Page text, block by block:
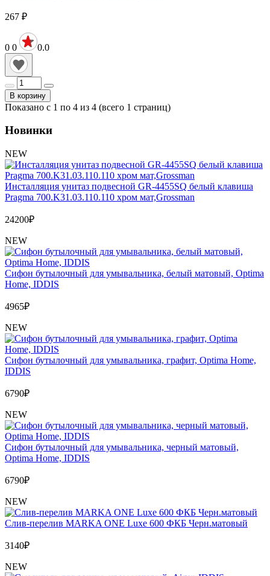
267 ₽
0 0 0.0
В корзину
Показано с 1 по 4 из 4 (всего 1 страниц)
Новинки
NEW
Инсталляция унитаз подвесной GR-4455SQ белый клавиша
Pragma 700.K31.03.110.110 хром мат,Grossman
24200₽
NEW
Сифон бутылочный для умывальника, белый матовый, Optima
Home, IDDIS
4965₽
NEW
Сифон бутылочный для умывальника, графит, Optima Home,
IDDIS
6790₽
NEW
Сифон бутылочный для умывальника, черный матовый,
Optima Home, IDDIS
6790₽
NEW
Слив-перелив MARKA ONE Luxe 600 ФКБ Черн.матовый
3140₽
NEW